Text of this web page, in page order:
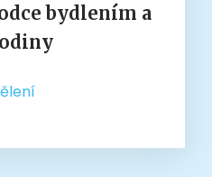
bydlením a